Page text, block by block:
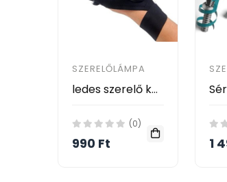
SZERELŐLÁMPA
ledes szerelő kesztyű
(0)
990 Ft 1